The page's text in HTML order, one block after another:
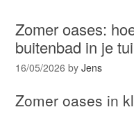
Zomer oases:
buitenbad in je
16/05/2026 byJens
Zomer oases in